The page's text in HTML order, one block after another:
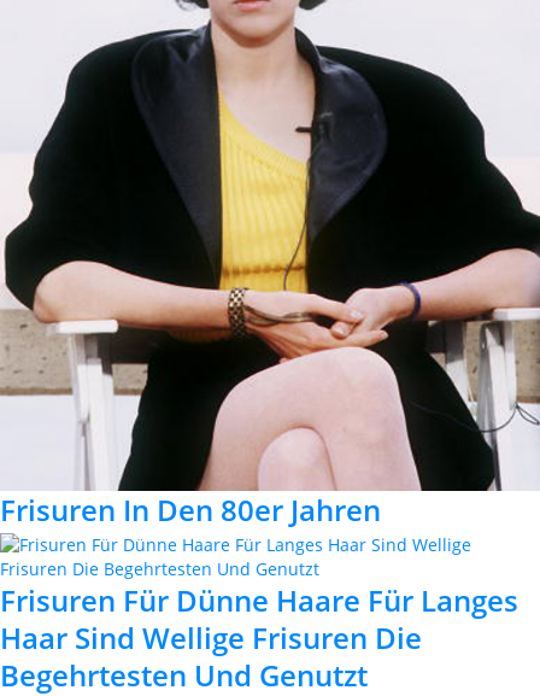
Frisuren In Den 80er Jahren
Frisuren Für Dünne Haare Für Langes
Haar Sind Wellige Frisuren Die
Begehrtesten Und Genutzt